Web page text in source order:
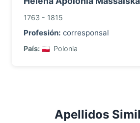
1763 - 1815
Profesión: corresponsal
País: Polonia
Apellidos